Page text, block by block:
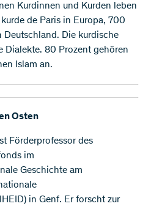
Kurdinnen und Kurden leben
de Paris in Europa, 700
Die kurdische
Dialekte. 80 Prozent gehören
Islam an.
Osten
Förderprofessor des
im
Geschichte am
in Genf. Er forscht zur